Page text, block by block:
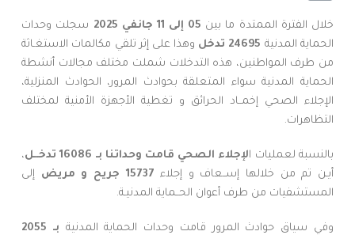
خلال الفترة الممتدة ما بين 05 إلى 11 جانفي 2025
سجلت وحدات
الحماية المدنية 24695 تدخل
وهذا على إثر تلقي مكالمات الاستغـاثة
من طرف المواطنين، هذه التدخلات شملت مختلف مجالات أنشطة
الحماية المدنية سواء المتعلقة بحوادث المرور، الحوادث المنزلية،
الإجلاء الصحي إخمــاد الحرائق و تغطية الأجهزة الأمنية لمختلف
التظاهرات.
بالنسبة لعمليات الإجلاء الصحي قامت وحداتنا بـ 16086 تدخــل
،
أيـن تم من خلالها إســعاف و إجلاء 15737 جريح و مريض
إلى
المستشفيات من طرف أعوان الحــماية المدنيـة.
وفي سياق حوادث المرور قامت وحدات الحماية المدنية
بـ 2055